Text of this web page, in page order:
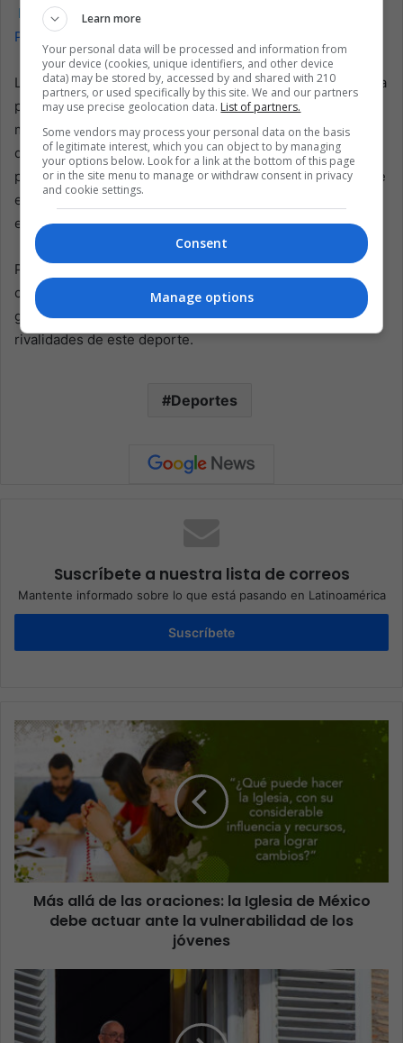
Lea también:Deportes Panamá retira Juegos
Panamericanos 2027 de Barranquilla, Colombia
La final de la Supercopa de España en Riad será recordada
por el impresionante triplete de Vinícius Junior, la clase
magistral táctica del Real Madrid y los problemas
defensivos del Barcelona. La victoria aseguró un trofeo
para el Madrid y reforzó su condición de fuerza dominante
en el fútbol español, capaz de ofrecer actuaciones
espectaculares en los escenarios más importantes.
Para Vinícius Junior, la noche fue un triunfo personal, que
consolidó su lugar entre la élite del mundo del fútbol y
grabó su nombre en la historia de una de las mayores
rivalidades de este deporte.
Deportes
Suscríbete a nuestra lista de correos
Mantente informado sobre lo que está pasando en Latinoamérica
Suscríbete
Más allá de las oraciones: la Iglesia de México
debe actuar ante la vulnerabilidad de los
jóvenes
Learn more
Your personal data will be processed and information from
your device (cookies, unique identifiers, and other device
data) may be stored by, accessed by and shared with 210
partners, or used specifically by this site. We and our partners
may use precise geolocation data. List of partners.
Some vendors may process your personal data on the basis
of legitimate interest, which you can object to by managing
your options below. Look for a link at the bottom of this page
or in the site menu to manage or withdraw consent in privacy
and cookie settings.
Consent
Manage options